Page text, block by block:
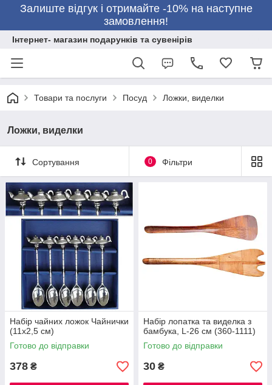
Залиште відгук і отримайте -10% на наступне
замовлення!
Інтернет- магазин подарунків та сувенірів
Товари та послуги Посуд Ложки, виделки
Ложки, виделки
Сортування 0 Фільтри
Набір чайних ложок Чайнички
(11х2,5 см)
Готово до відправки
378 ₴
Набір лопатка та виделка з
бамбука, L-26 см (360-1111)
Готово до відправки
30 ₴